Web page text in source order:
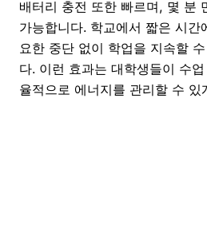
배터리 충전 또한 빠르며, 몇 분
가능합니다. 학교에서 짧은 시간
요한 중단 없이 학업을 지속할
다. 이런 효과는 대학생들이 수
율적으로 에너지를 관리할 수 있